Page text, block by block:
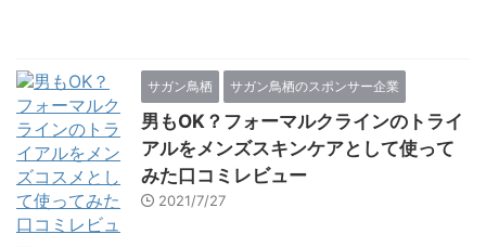
サガン鳥栖 サガン鳥栖のスポンサー企業
男もOK？フォーマルクラインのトライ
アルをメンズスキンケアとして使って
みた口コミレビュー
2021/7/27